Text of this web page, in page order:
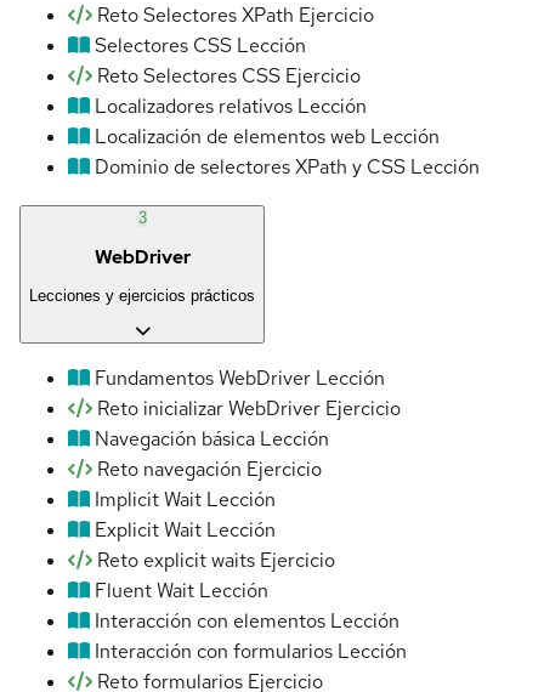
Reto Selectores XPath Ejercicio
Selectores CSS Lección
Reto Selectores CSS Ejercicio
Localizadores relativos Lección
Localización de elementos web Lección
Dominio de selectores XPath y CSS Lección
3
WebDriver
Lecciones y ejercicios prácticos
Fundamentos WebDriver Lección
Reto inicializar WebDriver Ejercicio
Navegación básica Lección
Reto navegación Ejercicio
Implicit Wait Lección
Explicit Wait Lección
Reto explicit waits Ejercicio
Fluent Wait Lección
Interacción con elementos Lección
Interacción con formularios Lección
Reto formularios Ejercicio